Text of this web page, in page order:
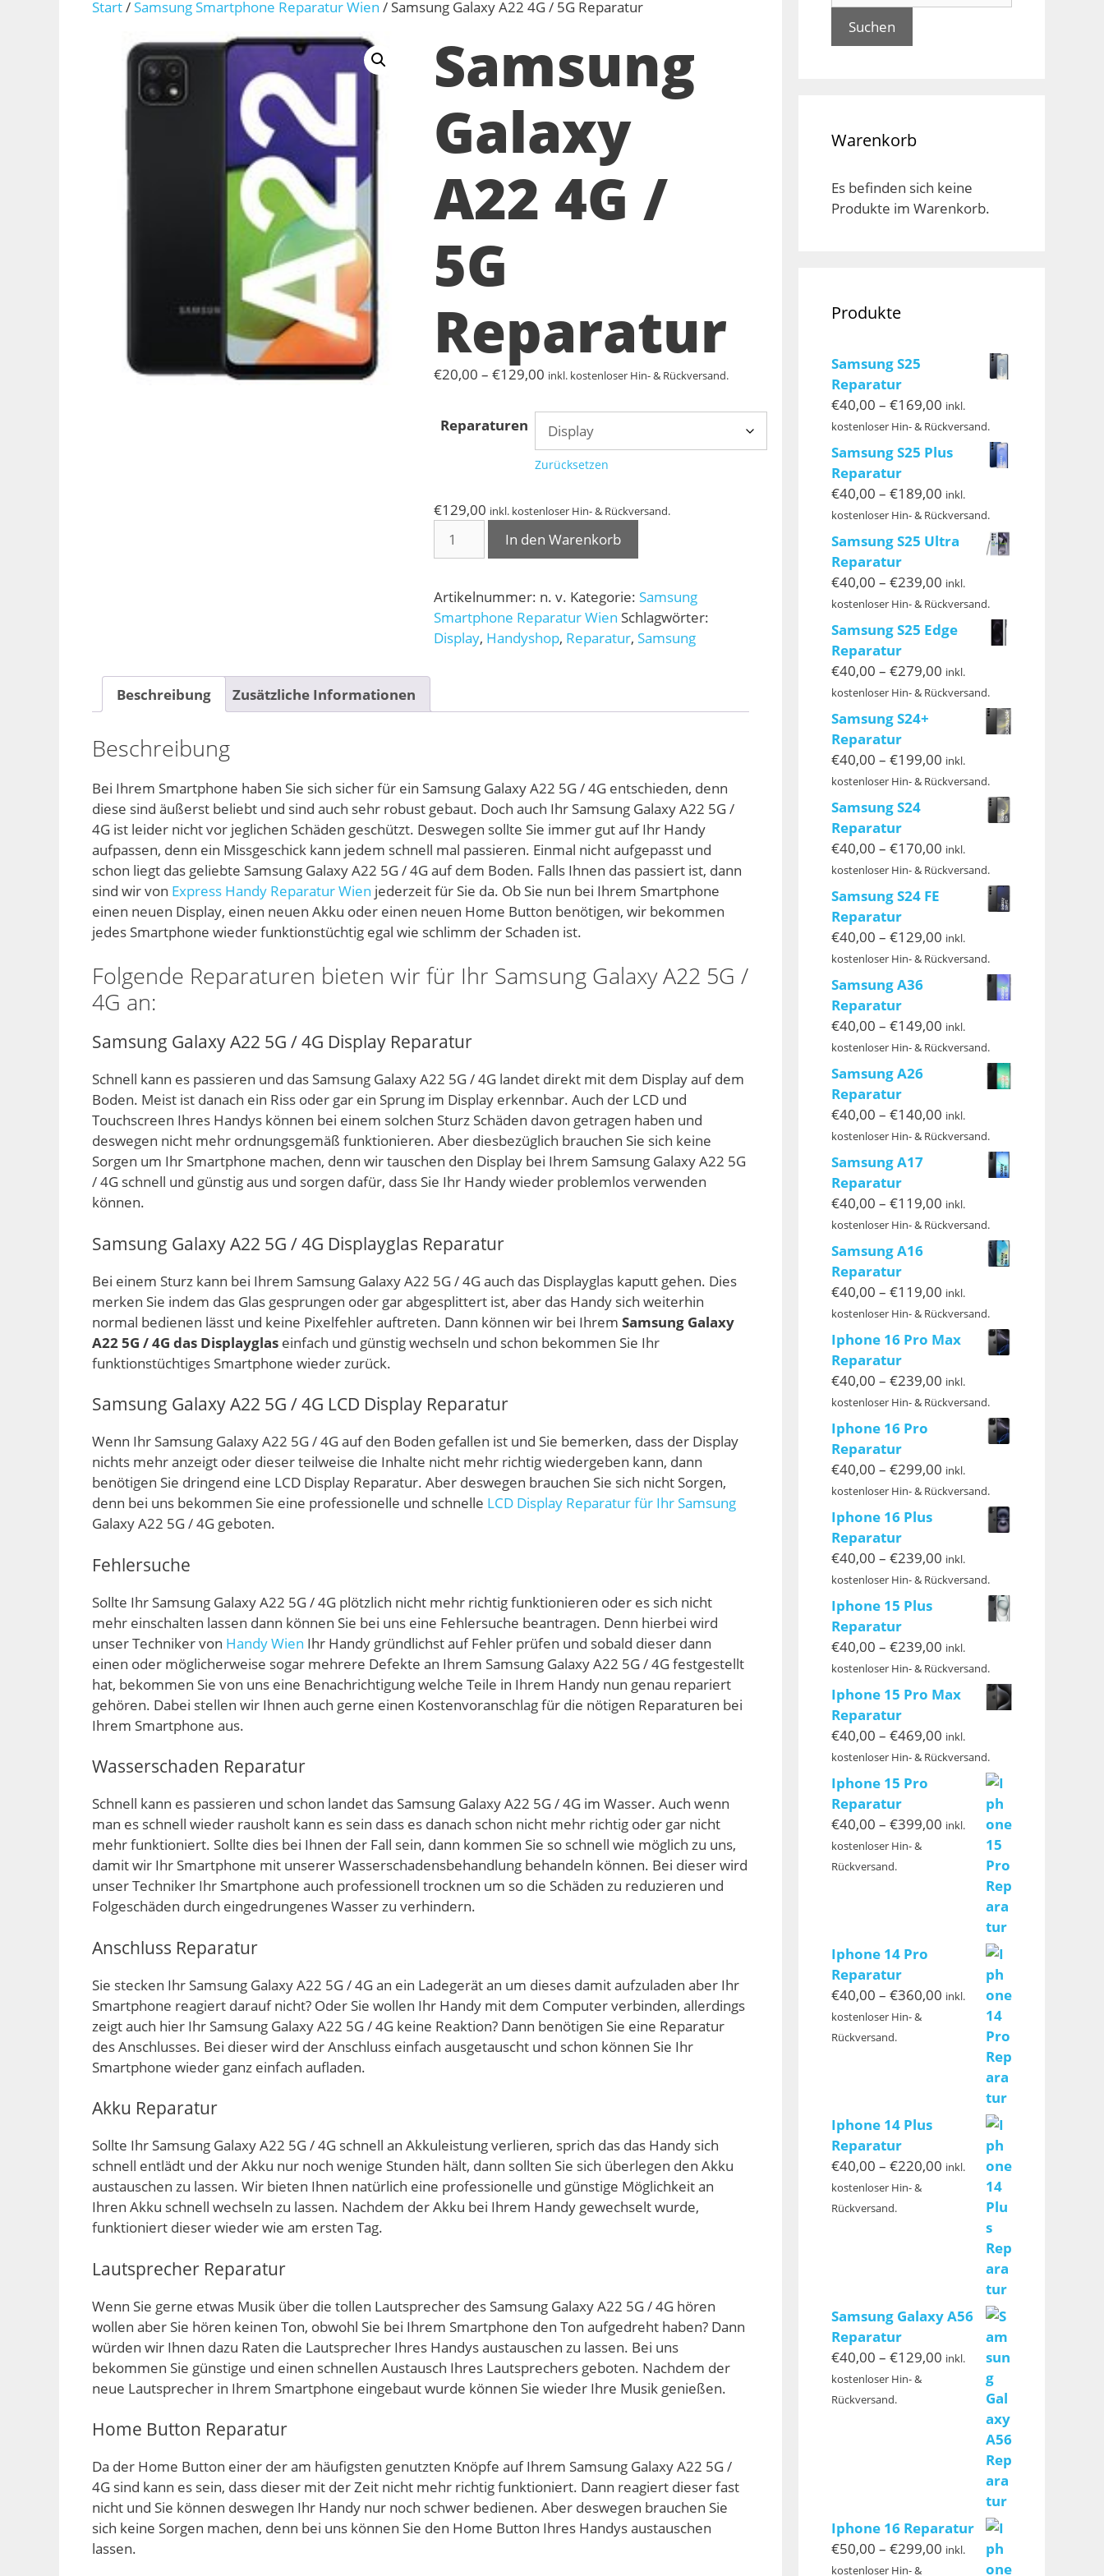
Start/Samsung Smartphone Reparatur Wien / Samsung Galaxy A22 4G / 5G Reparatur
Samsung
Galaxy
A22 4G /
5G
Reparatur
€20,00 – €129,00 Preisspanne:
bis
€129,00
inkl. kostenloser Hin- & Rückversand.
Reparaturen
Zurücksetzen
€129,00 inkl. kostenloser Hin- & Rückversand.
Galaxy
4G
/
5G
Reparatur
In den Warenkorb
Artikelnummer: n. v. Kategorie: Samsung
Smartphone Reparatur Wien Schlagwörter:
Display, Handyshop, Reparatur, Samsung
Beschreibung Zusätzliche Informationen
Beschreibung
Bei Ihrem Smartphone haben Sie sich sicher für ein Samsung Galaxy A22 5G / 4G entschieden, denn
diese sind äußerst beliebt und sind auch sehr robust gebaut. Doch auch Ihr Samsung Galaxy A22 5G /
4G ist leider nicht vor jeglichen Schäden geschützt. Deswegen sollte Sie immer gut auf Ihr Handy
aufpassen, denn ein Missgeschick kann jedem schnell mal passieren. Einmal nicht aufgepasst und
schon liegt das geliebte Samsung Galaxy A22 5G / 4G auf dem Boden. Falls Ihnen das passiert ist, dann
sind wir von Express Handy Reparatur Wien jederzeit für Sie da. Ob Sie nun bei Ihrem Smartphone
einen neuen Display, einen neuen Akku oder einen neuen Home Button benötigen, wir bekommen
jedes Smartphone wieder funktionstüchtig egal wie schlimm der Schaden ist.
Folgende Reparaturen bieten wir für Ihr Samsung Galaxy A22 5G /
4G an:
Samsung Galaxy A22 5G / 4G Display Reparatur
Schnell kann es passieren und das Samsung Galaxy A22 5G / 4G landet direkt mit dem Display auf dem
Boden. Meist ist danach ein Riss oder gar ein Sprung im Display erkennbar. Auch der LCD und
Touchscreen Ihres Handys können bei einem solchen Sturz Schäden davon getragen haben und
deswegen nicht mehr ordnungsgemäß funktionieren. Aber diesbezüglich brauchen Sie sich keine
Sorgen um Ihr Smartphone machen, denn wir tauschen den Display bei Ihrem Samsung Galaxy A22 5G
/ 4G schnell und günstig aus und sorgen dafür, dass Sie Ihr Handy wieder problemlos verwenden
können.
Samsung Galaxy A22 5G / 4G Displayglas Reparatur
Bei einem Sturz kann bei Ihrem Samsung Galaxy A22 5G / 4G auch das Displayglas kaputt gehen. Dies
merken Sie indem das Glas gesprungen oder gar abgesplittert ist, aber das Handy sich weiterhin
normal bedienen lässt und keine Pixelfehler auftreten. Dann können wir bei Ihrem Samsung Galaxy
A22 5G / 4G das Displayglas einfach und günstig wechseln und schon bekommen Sie Ihr
funktionstüchtiges Smartphone wieder zurück.
Samsung Galaxy A22 5G / 4G LCD Display Reparatur
Wenn Ihr Samsung Galaxy A22 5G / 4G auf den Boden gefallen ist und Sie bemerken, dass der Display
nichts mehr anzeigt oder dieser teilweise die Inhalte nicht mehr richtig wiedergeben kann, dann
benötigen Sie dringend eine LCD Display Reparatur. Aber deswegen brauchen Sie sich nicht Sorgen,
denn bei uns bekommen Sie eine professionelle und schnelle LCD Display Reparatur für Ihr Samsung
Galaxy A22 5G / 4G geboten.
Fehlersuche
Sollte Ihr Samsung Galaxy A22 5G / 4G plötzlich nicht mehr richtig funktionieren oder es sich nicht
mehr einschalten lassen dann können Sie bei uns eine Fehlersuche beantragen. Denn hierbei wird
unser Techniker von Handy Wien Ihr Handy gründlichst auf Fehler prüfen und sobald dieser dann
einen oder möglicherweise sogar mehrere Defekte an Ihrem Samsung Galaxy A22 5G / 4G festgestellt
hat, bekommen Sie von uns eine Benachrichtigung welche Teile in Ihrem Handy nun genau repariert
gehören. Dabei stellen wir Ihnen auch gerne einen Kostenvoranschlag für die nötigen Reparaturen bei
Ihrem Smartphone aus.
Wasserschaden Reparatur
Schnell kann es passieren und schon landet das Samsung Galaxy A22 5G / 4G im Wasser. Auch wenn
man es schnell wieder rausholt kann es sein dass es danach schon nicht mehr richtig oder gar nicht
mehr funktioniert. Sollte dies bei Ihnen der Fall sein, dann kommen Sie so schnell wie möglich zu uns,
damit wir Ihr Smartphone mit unserer Wasserschadensbehandlung behandeln können. Bei dieser wird
unser Techniker Ihr Smartphone auch professionell trocknen um so die Schäden zu reduzieren und
Folgeschäden durch eingedrungenes Wasser zu verhindern.
Anschluss Reparatur
Sie stecken Ihr Samsung Galaxy A22 5G / 4G an ein Ladegerät an um dieses damit aufzuladen aber Ihr
Smartphone reagiert darauf nicht? Oder Sie wollen Ihr Handy mit dem Computer verbinden, allerdings
zeigt auch hier Ihr Samsung Galaxy A22 5G / 4G keine Reaktion? Dann benötigen Sie eine Reparatur
des Anschlusses. Bei dieser wird der Anschluss einfach ausgetauscht und schon können Sie Ihr
Smartphone wieder ganz einfach aufladen.
Akku Reparatur
Sollte Ihr Samsung Galaxy A22 5G / 4G schnell an Akkuleistung verlieren, sprich das das Handy sich
schnell entlädt und der Akku nur noch wenige Stunden hält, dann sollten Sie sich überlegen den Akku
austauschen zu lassen. Wir bieten Ihnen natürlich eine professionelle und günstige Möglichkeit an
Ihren Akku schnell wechseln zu lassen. Nachdem der Akku bei Ihrem Handy gewechselt wurde,
funktioniert dieser wieder wie am ersten Tag.
Lautsprecher Reparatur
Wenn Sie gerne etwas Musik über die tollen Lautsprecher des Samsung Galaxy A22 5G / 4G hören
wollen aber Sie hören keinen Ton, obwohl Sie bei Ihrem Smartphone den Ton aufgedreht haben? Dann
würden wir Ihnen dazu Raten die Lautsprecher Ihres Handys austauschen zu lassen. Bei uns
bekommen Sie günstige und einen schnellen Austausch Ihres Lautsprechers geboten. Nachdem der
neue Lautsprecher in Ihrem Smartphone eingebaut wurde können Sie wieder Ihre Musik genießen.
Home Button Reparatur
Da der Home Button einer der am häufigsten genutzten Knöpfe auf Ihrem Samsung Galaxy A22 5G /
4G sind kann es sein, dass dieser mit der Zeit nicht mehr richtig funktioniert. Dann reagiert dieser fast
nicht und Sie können deswegen Ihr Handy nur noch schwer bedienen. Aber deswegen brauchen Sie
sich keine Sorgen machen, denn bei uns können Sie den Home Button Ihres Handys austauschen
lassen.
Suchen
Warenkorb
Es befinden sich keine
Produkte im Warenkorb.
Produkte
Samsung S25
Reparatur
€40,00 – €169,00 Preisspanne:
€40,00
€169,00
inkl.
kostenloser Hin- & Rückversand.
Samsung S25 Plus
Reparatur
€40,00 – €189,00 Preisspanne:
€40,00
bis
€189,00
inkl.
kostenloser Hin- & Rückversand.
Samsung S25 Ultra
Reparatur
€40,00 – €239,00 Preisspanne:
€40,00
€239,00
inkl.
kostenloser Hin- & Rückversand.
Samsung S25 Edge
Reparatur
€40,00 – €279,00 Preisspanne:
€40,00
€279,00
inkl.
kostenloser Hin- & Rückversand.
Samsung S24+
Reparatur
€40,00 – €199,00 Preisspanne:
€40,00
€199,00
inkl.
kostenloser Hin- & Rückversand.
Samsung S24
Reparatur
€40,00 – €170,00 Preisspanne:
€40,00
€170,00
inkl.
kostenloser Hin- & Rückversand.
Samsung S24 FE
Reparatur
€40,00 – €129,00 Preisspanne:
€40,00
€129,00
inkl.
kostenloser Hin- & Rückversand.
Samsung A36
Reparatur
€40,00 – €149,00 Preisspanne:
€40,00
€149,00
inkl.
kostenloser Hin- & Rückversand.
Samsung A26
Reparatur
€40,00 – €140,00 Preisspanne:
€40,00
€140,00
inkl.
kostenloser Hin- & Rückversand.
Samsung A17
Reparatur
€40,00 – €119,00 Preisspanne:
€40,00
€119,00
inkl.
kostenloser Hin- & Rückversand.
Samsung A16
Reparatur
€40,00 – €119,00 Preisspanne:
€40,00
bis
€119,00
inkl.
kostenloser Hin- & Rückversand.
Iphone 16 Pro Max
Reparatur
€40,00 – €239,00 Preisspanne:
€40,00
€239,00
inkl.
kostenloser Hin- & Rückversand.
Iphone 16 Pro
Reparatur
€40,00 – €299,00 Preisspanne:
€40,00
€299,00
inkl.
kostenloser Hin- & Rückversand.
Iphone 16 Plus
Reparatur
€40,00 – €239,00 Preisspanne:
€40,00
€239,00
inkl.
kostenloser Hin- & Rückversand.
Iphone 15 Plus
Reparatur
€40,00 – €239,00 Preisspanne:
€40,00
bis
€239,00
inkl.
kostenloser Hin- & Rückversand.
Iphone 15 Pro Max
Reparatur
€40,00 – €469,00 Preisspanne:
€40,00
inkl.
kostenloser Hin- & Rückversand.
Iphone 15 Pro
Reparatur
€40,00 – €399,00 Preisspanne:
€399,00
inkl.
kostenloser Hin- &
Rückversand.
Iphone 14 Pro
Reparatur
€40,00 – €360,00 Preisspanne:
€360,00
inkl.
kostenloser Hin- &
Rückversand.
Iphone 14 Plus
Reparatur
€40,00 – €220,00 Preisspanne:
€220,00
inkl.
kostenloser Hin- &
Rückversand.
Samsung Galaxy A56
Reparatur
€40,00 – €129,00 Preisspanne:
€129,00
inkl.
kostenloser Hin- &
Rückversand.
Iphone 16 Reparatur
€50,00 – €299,00 Preisspanne:
inkl.
kostenloser Hin- &